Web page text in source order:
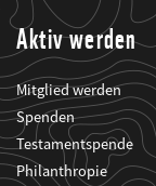
Aktiv werden
Mitglied werden
Spenden
Testamentspende
Philanthropie